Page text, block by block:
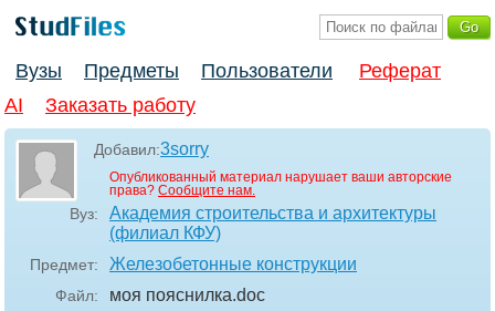
Вузы Предметы Пользователи
Реферат
AI
Заказать работу
Добавил:3sorry
Опубликованный материал нарушает ваши авторские
права? Сообщите нам.
Вуз:
Академия строительства и архитектуры
(филиал КФУ)
Предмет: Железобетонные конструкции
Файл: моя пояснилка.doc